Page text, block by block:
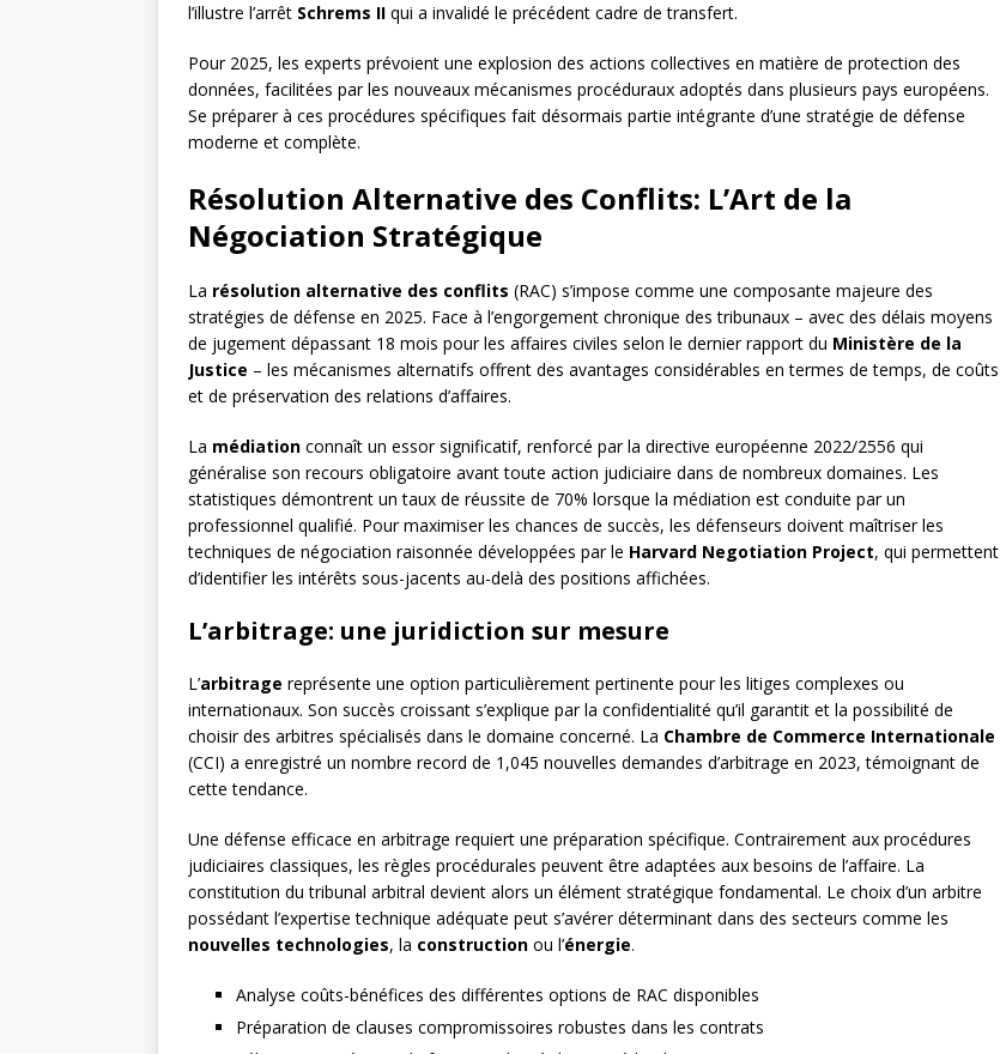
l’illustre l’arrêt Schrems II qui a invalidé le précédent cadre de transfert.
Pour 2025, les experts prévoient une explosion des actions collectives en matière de protection des
données, facilitées par les nouveaux mécanismes procéduraux adoptés dans plusieurs pays européens.
Se préparer à ces procédures spécifiques fait désormais partie intégrante d’une stratégie de défense
moderne et complète.
Résolution Alternative des Conflits: L’Art de la
Négociation Stratégique
La résolution alternative des conflits (RAC) s’impose comme une composante majeure des
stratégies de défense en 2025. Face à l’engorgement chronique des tribunaux – avec des délais moyens
de jugement dépassant 18 mois pour les affaires civiles selon le dernier rapport du Ministère de la
Justice – les mécanismes alternatifs offrent des avantages considérables en termes de temps, de coûts
et de préservation des relations d’affaires.
La médiation connaît un essor significatif, renforcé par la directive européenne 2022/2556 qui
généralise son recours obligatoire avant toute action judiciaire dans de nombreux domaines. Les
statistiques démontrent un taux de réussite de 70% lorsque la médiation est conduite par un
professionnel qualifié. Pour maximiser les chances de succès, les défenseurs doivent maîtriser les
techniques de négociation raisonnée développées par le Harvard Negotiation Project, qui permettent
d’identifier les intérêts sous-jacents au-delà des positions affichées.
L’arbitrage: une juridiction sur mesure
L’arbitrage représente une option particulièrement pertinente pour les litiges complexes ou
internationaux. Son succès croissant s’explique par la confidentialité qu’il garantit et la possibilité de
choisir des arbitres spécialisés dans le domaine concerné. La Chambre de Commerce Internationale
(CCI) a enregistré un nombre record de 1,045 nouvelles demandes d’arbitrage en 2023, témoignant de
cette tendance.
Une défense efficace en arbitrage requiert une préparation spécifique. Contrairement aux procédures
judiciaires classiques, les règles procédurales peuvent être adaptées aux besoins de l’affaire. La
constitution du tribunal arbitral devient alors un élément stratégique fondamental. Le choix d’un arbitre
possédant l’expertise technique adéquate peut s’avérer déterminant dans des secteurs comme les
nouvelles technologies, la construction ou l’énergie.
Analyse coûts-bénéfices des différentes options de RAC disponibles
Préparation de clauses compromissoires robustes dans les contrats